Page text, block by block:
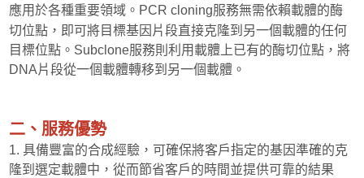
In Vivo Assay
生物技術檢測服務
應用於各種重要領域。PCR cloning服務無需依賴載體的酶
切位點，即可將目標基因片段直接克隆到另一個載體的任何
目標位點。Subclone服務則利用載體上已有的酶切位點，將
DNA片段從一個載體轉移到另一個載體。
二、服務優勢
1. 具備豐富的合成經驗，可確保將客戶指定的基因準確的克
隆到選定載體中，從而節省客戶的時間並提供可靠的結果